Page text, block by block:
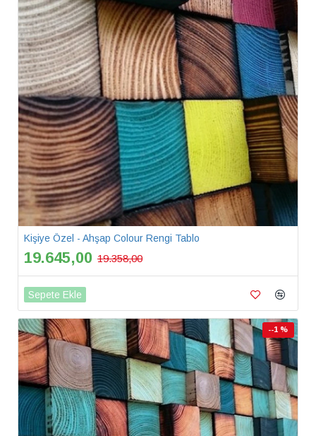
Kişiye Özel - Ahşap Colour Rengi Tablo
19.645,00 19.358,00
Sepete Ekle
--1 %